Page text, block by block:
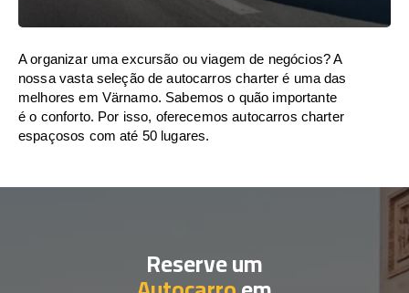
A organizar uma excursão ou viagem de negócios? A
nossa vasta seleção de autocarros charter é uma das
melhores em Värnamo. Sabemos o quão importante
é o conforto. Por isso, oferecemos autocarros charter
espaçosos com até 50 lugares.
Reserve um